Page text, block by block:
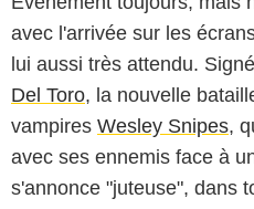
avec l'arrivée sur les
lui aussi très attendu.
Del Toro, la nouvelle
vampires Wesley Snipes,
avec ses ennemis face à
s'annonce "juteuse", dans